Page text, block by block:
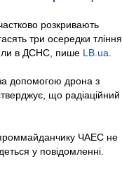
розкривають
три осередки тління
в ДСНС, пише LB.ua
допомогою дрона з
що радіаційний
ЧАЕС не
у повідомленні.